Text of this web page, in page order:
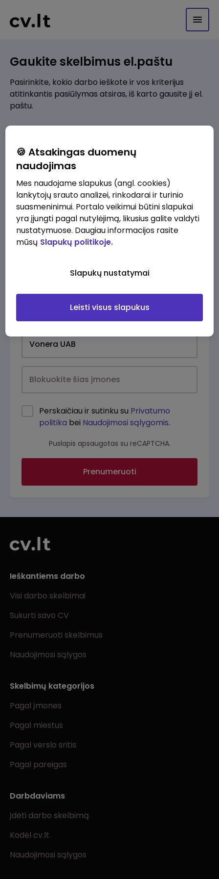
Gaukite skelbimus el.paštu
Pasirinkite, kokio darbo ieškote ir vos kriterijus
atitinkantis pasiūlymas atsiras, iš karto gausite jį el.
paštu.
Pridėti naują
Kokios srities darbo pasiūlymai jus domina?
Pridėti naują
Perskaičiau ir sutinku su Privatumo
politika bei Naudojimosi sąlygomis.
Puslapis apsaugotas su reCAPTCHA.
Prenumeruoti
Ieškantiems darbo
Visi darbo skelbimai
Sukurti savo CV
Prenumeruoti skelbimus
Naudojimosi sąlygos
Skelbimų kategorijos
Pagal įmones
Pagal miestus
Pagal verslo sritis
Pagal pareigas
Darbdaviams
Įdėti darbo skelbimą
Kodėl cv.lt
Naudojimosi sąlygos
🍪 Atsakingas duomenų
naudojimas
Mes naudojame slapukus (angl. cookies)
lankytojų srauto analizei, rinkodarai ir turinio
suasmeninimui. Portalo veikimui būtini slapukai
yra įjungti pagal nutylėjimą, likusius galite valdyti
nustatymuose. Daugiau informacijos rasite
mūsų Slapukų politikoje.
Slapukų nustatymai
Leisti visus slapukus